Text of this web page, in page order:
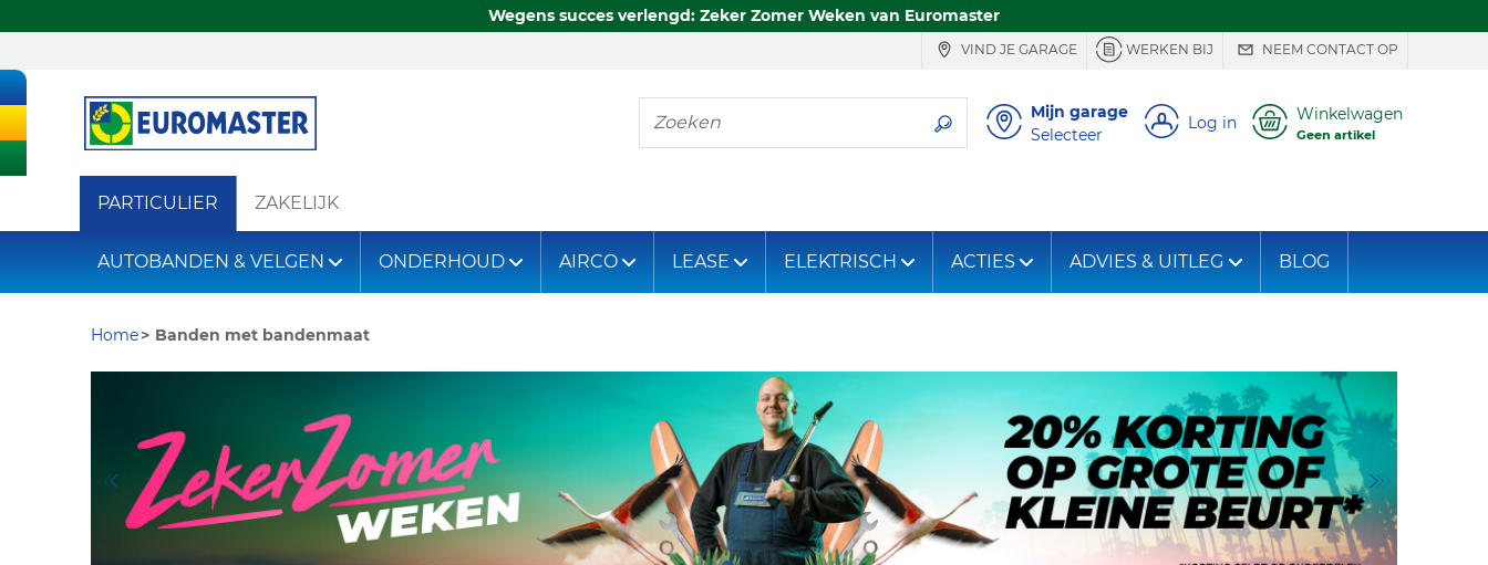
Wegens succes verlengd: Zeker Zomer Weken van Euromaster
VIND JE GARAGE WERKEN BIJ NEEM CONTACT OP
Zoeken
Mijn garage
Selecteer
Log in Winkelwagen
Geen artikel
PARTICULIER ZAKELIJK
AUTOBANDEN & VELGEN ONDERHOUD AIRCO LEASE ELEKTRISCH ACTIES ADVIES & UITLEG BLOG
Home Banden met bandenmaat